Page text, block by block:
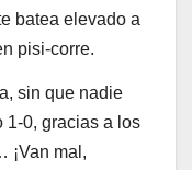
batea elevado a
pisi-corre.
sin que nadie
1-0, gracias a los
¡Van mal,